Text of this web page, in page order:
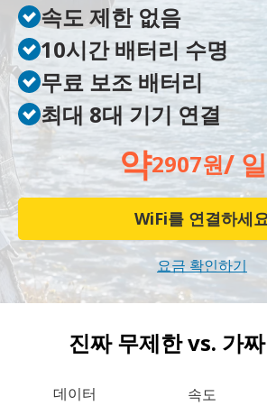
속도 제한 없음
10시간 배터리 수명
무료 보조 배터리
최대 8대 기기 연결
약2907원/ 일
WiFi를 연결하세
요금 확인하기
진짜 무제한 vs. 가
데이터 속도